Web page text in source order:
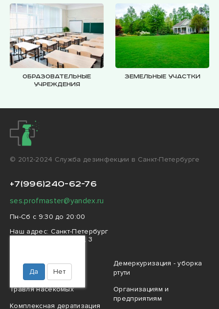
Образовательные
учреждения
Земельные участки
© 2012-2024 Cлужба дезинфекции в Санкт-Петербурге
+7(996)240-62-76
ses.profmaster@yandex.ru
Пн-Сб с 9:30 до 20:00
Наш адрес: Санкт-Петербург
Да Нет
5-й Предпортовый пр., 3
Профессиональная
дезинфекция
Травля насекомых
Комплексная дератизация
Демеркуризация - уборка
ртути
Организациям и
предприятиям